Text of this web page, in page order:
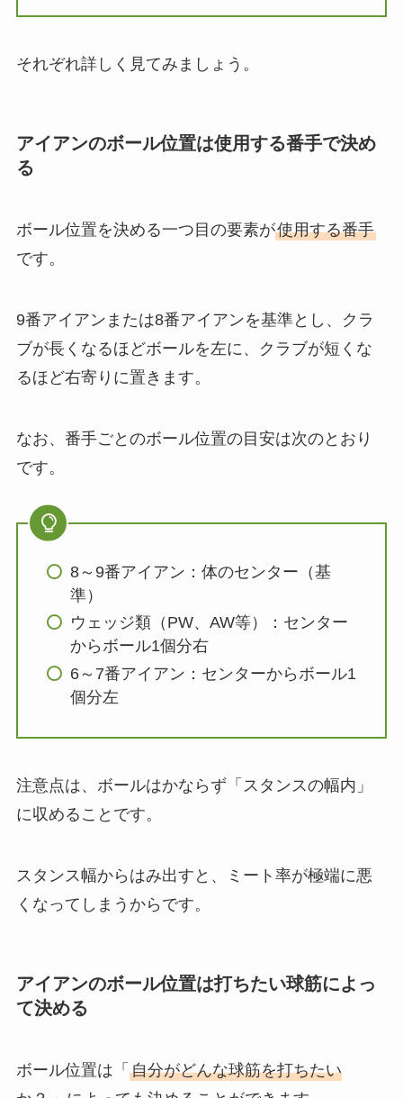
それぞれ詳しく見てみましょう。
アイアンのボール位置は使用する番手で決め
る
ボール位置を決める一つ目の要素が使用する番手
です。
9番アイアンまたは8番アイアンを基準とし、クラ
ブが長くなるほどボールを左に、クラブが短くな
るほど右寄りに置きます。
なお、番手ごとのボール位置の目安は次のとおり
です。
8～9番アイアン：体のセンター（基
準）
ウェッジ類（PW、AW等）：センター
からボール1個分右
6～7番アイアン：センターからボール1
個分左
注意点は、ボールはかならず「スタンスの幅内」
に収めることです。
スタンス幅からはみ出すと、ミート率が極端に悪
くなってしまうからです。
アイアンのボール位置は打ちたい球筋によっ
て決める
ボール位置は「 自分がどんな球筋を打ちたい